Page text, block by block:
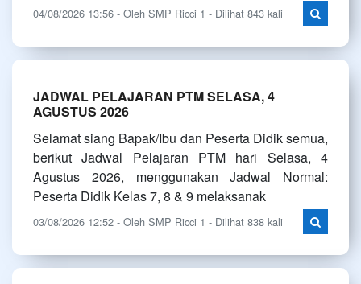
04/08/2026 13:56 - Oleh SMP Ricci 1 - Dilihat 843 kali
JADWAL PELAJARAN PTM SELASA, 4
AGUSTUS 2026
Selamat siang Bapak/Ibu dan Peserta Didik semua,
berikut Jadwal Pelajaran PTM hari Selasa, 4
Agustus 2026, menggunakan Jadwal Normal:
Peserta Didik Kelas 7, 8 & 9 melaksanak
03/08/2026 12:52 - Oleh SMP Ricci 1 - Dilihat 838 kali